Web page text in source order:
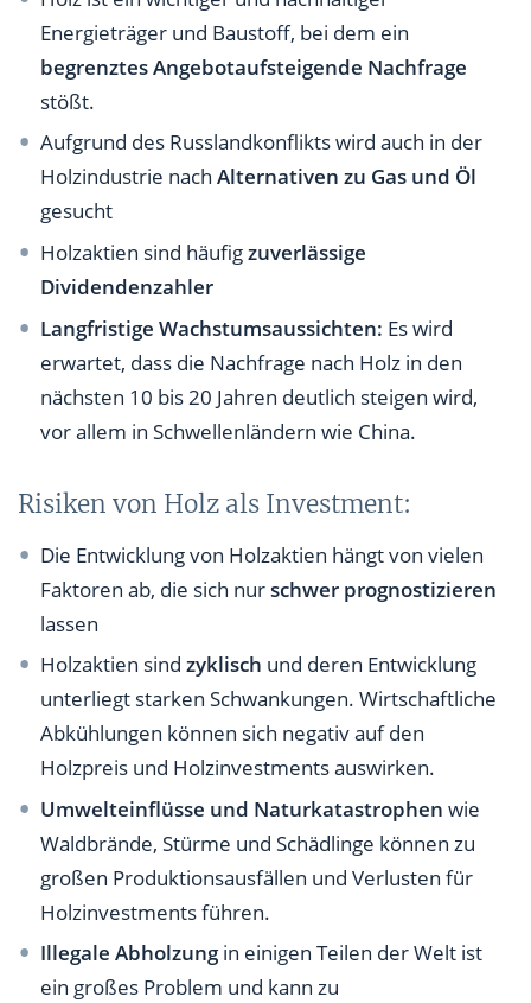
Energieträger und Baustoff, bei dem ein
begrenztes Angebotaufsteigende Nachfrage
stößt.
Aufgrund des Russlandkonflikts wird auch in der
Holzindustrie nachAlternativen zu Gas und Öl
gesucht
Holzaktien sind häufigzuverlässige
Dividendenzahler
Langfristige Wachstumsaussichten: Es wird
erwartet, dass die Nachfrage nach Holz in den
nächsten 10 bis 20 Jahren deutlich steigen wird,
vor allem in Schwellenländern wie China.
Risiken von Holz als Investment:
Die Entwicklung von Holzaktien hängt von vielen
Faktoren ab, die sich nurschwer prognostizieren
lassen
Holzaktien sindzyklisch und deren Entwicklung
unterliegt starken Schwankungen. Wirtschaftliche
Abkühlungen können sich negativ auf den
Holzpreis und Holzinvestments auswirken.
Umwelteinflüsse und Naturkatastrophen wie
Waldbrände, Stürme und Schädlinge können zu
großen Produktionsausfällen und Verlusten für
Holzinvestments führen.
Illegale Abholzungin einigen Teilen der Welt ist
ein großes Problem und kann zu